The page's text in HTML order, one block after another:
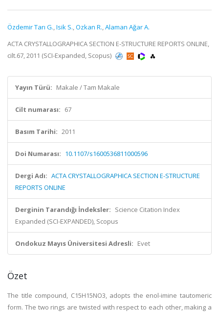
Özdemir Tarı G.,Isik S.,Ozkan R.,Alaman Ağar A.
ACTA CRYSTALLOGRAPHICA SECTION E-STRUCTURE REPORTS ONLINE,
cilt.67, 2011 (SCI-Expanded, Scopus)
Yayın Türü: Makale / Tam Makale
Cilt numarası: 67
Basım Tarihi: 2011
Doi Numarası: 10.1107/s1600536811000596
Dergi Adı: ACTA CRYSTALLOGRAPHICA SECTION E-STRUCTURE
REPORTS ONLINE
Derginin Tarandığı İndeksler: Science Citation Index
Expanded (SCI-EXPANDED), Scopus
Ondokuz Mayıs Üniversitesi Adresli: Evet
Özet
The title compound, C15H15NO3, adopts the enol-imine tautomeric
form. The two rings are twisted with respect to each other, making a